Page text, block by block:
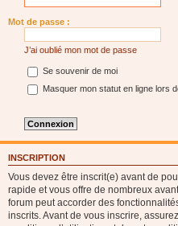
Mot de passe :
J’ai oublié mon mot de passe
Se souvenir de moi
Masquer mon statut en ligne lors
INSCRIPTION
Vous devez être inscrit(e) avant de
rapide et vous offre de nombreux
forum peut accorder des
inscrits. Avant de vous inscrire,